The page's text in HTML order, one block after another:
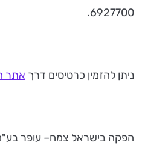
6927700.
ניתן להזמין כרטיסים דרך אתר
הפקה בישראל צמח– עופר